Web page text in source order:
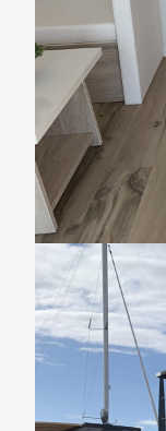
Za vse
vam na
958 073